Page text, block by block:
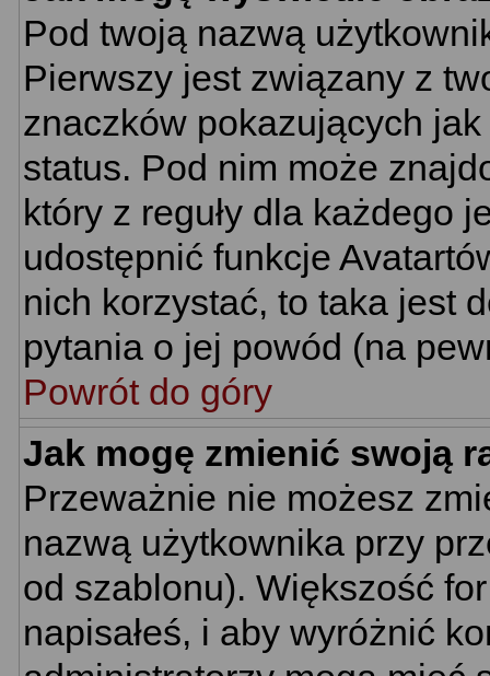
Pod twoją nazwą
Pierwszy jest związany z
znaczków pokazujących
status. Pod nim może
który z reguły dla każdego
udostępnić funkcje
nich korzystać, to taka jest
pytania o jej powód (na
Powrót do góry
Jak mogę zmienić swoją
Przeważnie nie możesz
nazwą użytkownika przy
od szablonu). Większość
napisałeś, i aby wyróżnić